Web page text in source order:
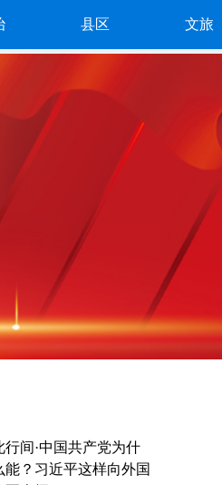
县区 文旅
行间·中国共产党为什
能？习近平这样向外国